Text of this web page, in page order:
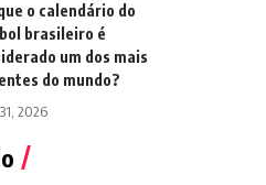
o calendário do
brasileiro é
um dos mais
do mundo?
2026